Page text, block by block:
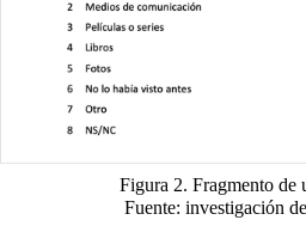
Figura 2. Fragmento de
Fuente: investigación